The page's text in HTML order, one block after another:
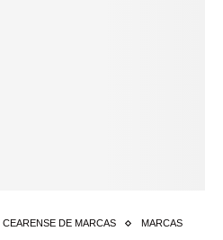
CEARENSE DE MARCAS MARCAS